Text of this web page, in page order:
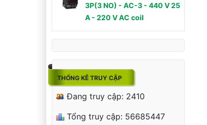
3P(3 NO) - AC-3 - 440 V 25
A - 220 V AC coil
THỐNG KÊ TRUY CẬP
Đang truy cập: 2410
Tổng truy cập: 56685447